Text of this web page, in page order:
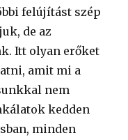
felújítást szép
de az
Itt olyan erőket
amit mi a
nem
kedden
minden